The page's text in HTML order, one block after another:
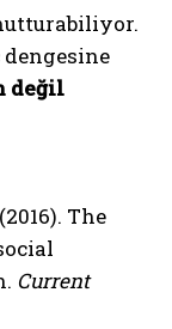
değil
The
Current